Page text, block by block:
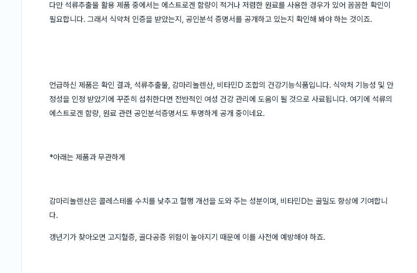
다만 석류추출물 활용 제품 중에서는 에스트로겐 함량이 적거나 저렴한 원료를 사용한 경우가 있어 꼼꼼한 확인이
필요합니다. 그래서 식약처 인증을 받았는지, 공인분석 증명서를 공개하고 있는지 확인해 봐야 하는 것이죠.
언급하신 제품은 확인 결과, 석류추출물, 감마리놀렌산, 비타민D 조합의 건강기능식품입니다. 식약처 기능성 및 안
정성을 인정 받았기에 꾸준히 섭취한다면 전반적인 여성 건강 관리에 도움이 될 것으로 사료됩니다. 여기에 석류의
에스트로겐 함량, 원료 관련 공인분석증명서도 투명하게 공개 중이네요.
*아래는 제품과 무관하게
감마리놀렌산은 콜레스테롤 수치를 낮추고 혈행 개선을 도와 주는 성분이며, 비타민D는 골밀도 향상에 기여합니
다.
갱년기가 찾아오면 고지혈증, 골다공증 위험이 높아지기 때문에 이를 사전에 예방해야 하죠.